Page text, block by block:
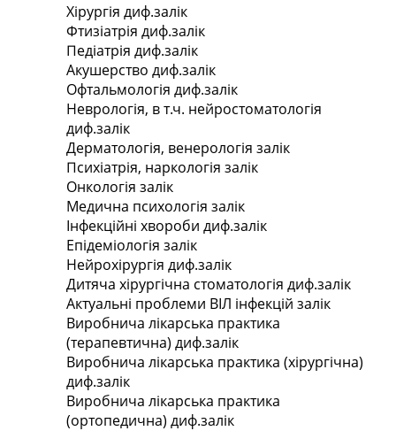
Хірургія диф.залік
Фтизіатрія диф.залік
Педіатрія диф.залік
Акушерство диф.залік
Офтальмологія диф.залік
Неврологія, в т.ч. нейростоматологія
диф.залік
Дерматологія, венерологія залік
Психіатрія, наркологія залік
Онкологія залік
Медична психологія залік
Інфекційні хвороби диф.залік
Епідеміологія залік
Нейрохірургія диф.залік
Дитяча хірургічна стоматологія диф.залік
Актуальні проблеми ВІЛ інфекцій залік
Виробнича лікарська практика
(терапевтична) диф.залік
Виробнича лікарська практика (хірургічна)
диф.залік
Виробнича лікарська практика
(ортопедична) диф.залік